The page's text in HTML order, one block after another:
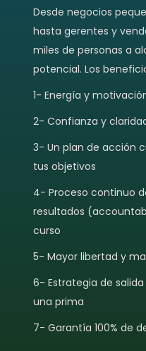
Desde negocios
hasta gerentes y
miles de personas a
potencial. Los
1- Energía y
2- Confianza y
3- Un plan de acción
tus objetivos
4- Proceso continuo
resultados
curso
5- Mayor libertad y
6- Estrategia de
una prima
7- Garantía 100% de